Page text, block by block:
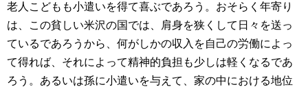
老人こどもも小遣いを得て喜ぶであろう。おそらく年寄り
は、この貧しい米沢の国では、肩身を狭くして日々を送っ
ているであろうから、何がしかの収入を自己の労働によっ
て得れば、それによって精神的負担も少しは軽くなるであ
ろう。あるいは孫に小遣いを与えて、家の中における地位